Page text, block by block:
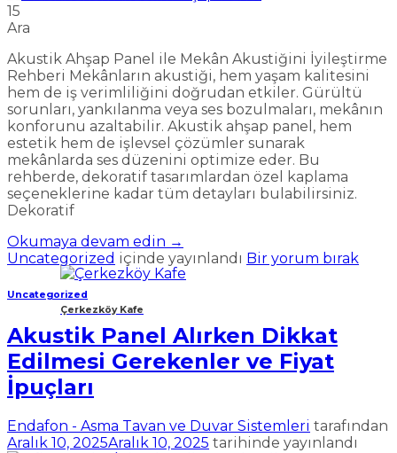
Çerkezköy Kafe
15
Ara
Akustik Ahşap Panel ile Mekân Akustiğini İyileştirme
Rehberi Mekânların akustiği, hem yaşam kalitesini
hem de iş verimliliğini doğrudan etkiler. Gürültü
sorunları, yankılanma veya ses bozulmaları, mekânın
konforunu azaltabilir. Akustik ahşap panel, hem
estetik hem de işlevsel çözümler sunarak
mekânlarda ses düzenini optimize eder. Bu
rehberde, dekoratif tasarımlardan özel kaplama
seçeneklerine kadar tüm detayları bulabilirsiniz.
Dekoratif
Okumaya devam edin →
Uncategorized içinde yayınlandı Bir yorum bırak
Uncategorized
Akustik Panel Alırken Dikkat
Edilmesi Gerekenler ve Fiyat
İpuçları
Endafon - Asma Tavan ve Duvar Sistemleri tarafından
Aralık 10, 2025Aralık 10, 2025 tarihinde yayınlandı